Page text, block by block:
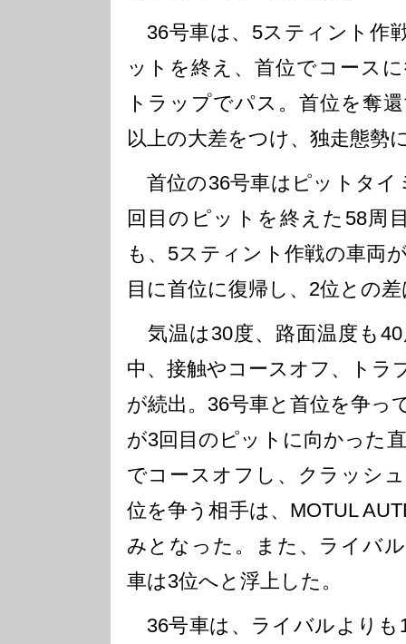
36号車は、5スティント作
ットを終え、首位でコース
トラップでパス。首位を奪
以上の大差をつけ、独走態勢
首位の36号車はピットタイ
回目のピットを終えた58周
も、5スティント作戦の車両
目に首位に復帰し、2位との
気温は30度、路面温度も
中、接触やコースオフ、トラ
が続出。36号車と首位を争っ
が3回目のピットに向かった
でコースオフし、クラッシ
位を争う相手は、MOTUL
みとなった。また、ライバ
車は3位へと浮上した。
36号車は、ライバルよりも